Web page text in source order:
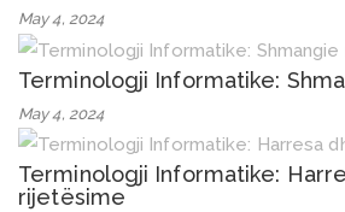
May 4, 2024
Terminologji Informatike:
May 4, 2024
Terminologji Informatike:
rijetësime